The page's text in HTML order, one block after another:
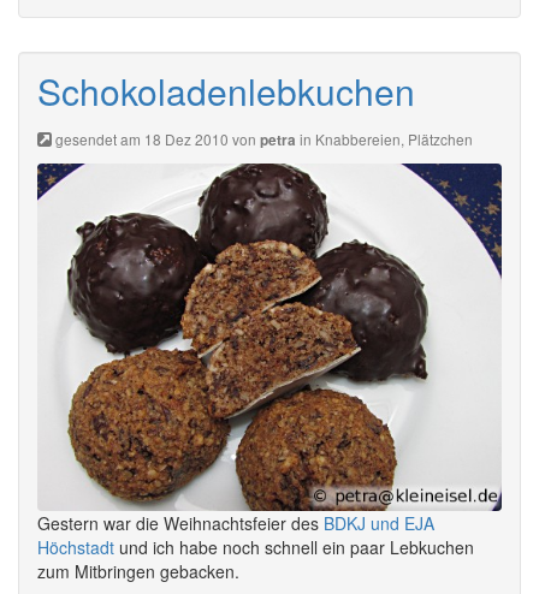
Schokoladenlebkuchen
gesendet am 18 Dez 2010 von petra in Knabbereien, Plätzchen
Gestern war die Weihnachtsfeier des BDKJ und EJA
Höchstadt und ich habe noch schnell ein paar Lebkuchen
zum Mitbringen gebacken.